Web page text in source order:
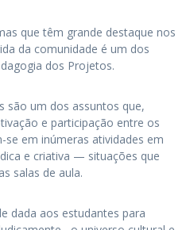
que têm grande destaque nos
da comunidade é um dos
dos Projetos.
são um dos assuntos que,
e participação entre os
se em inúmeras atividades em
e criativa — situações que
salas de aula.
dada aos estudantes para